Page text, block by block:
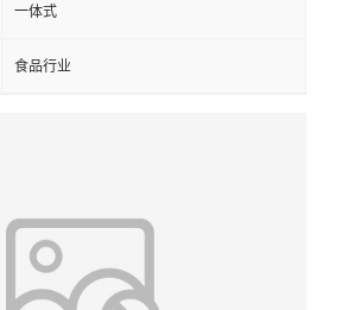
一体式
食品行业